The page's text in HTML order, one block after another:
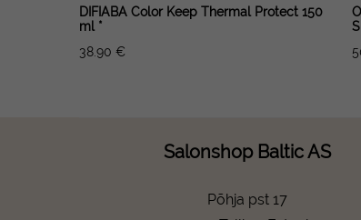
DIFIABA Color Keep Thermal Protect 150
ml *
38.90 €
Salonshop Baltic AS
Põhja pst 17